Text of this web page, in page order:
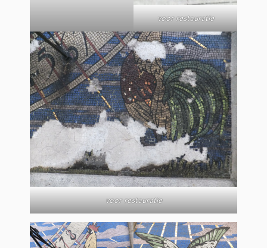
voor restauratie
voor restauratie